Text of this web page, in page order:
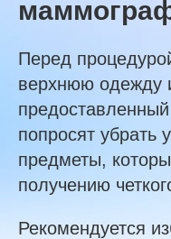
Перед
верхнюю одежду
попросят убрать
предметы,
получению
Рекомендуется